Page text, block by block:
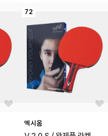
72
엑시옴